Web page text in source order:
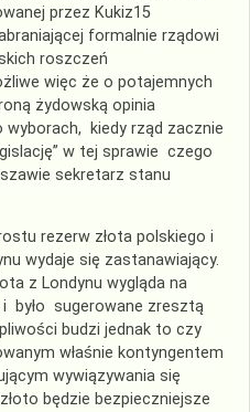
przez Kukiz15
formalnie rządowi
roszczeń
więc że o potajemnych
żydowską opinia
wyborach, kiedy rząd zacznie
w tej sprawie czego
sekretarz stanu
rezerw złota polskiego i
wydaje się zastanawiający.
z Londynu wygląda na
było sugerowane zresztą
budzi jednak to czy
właśnie kontyngentem
wywiązywania się
będzie bezpieczniejsze